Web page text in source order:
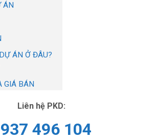
ÁN
ÁN Ở ĐÂU?
GIÁ BÁN
Liên hệ PKD:
496 104